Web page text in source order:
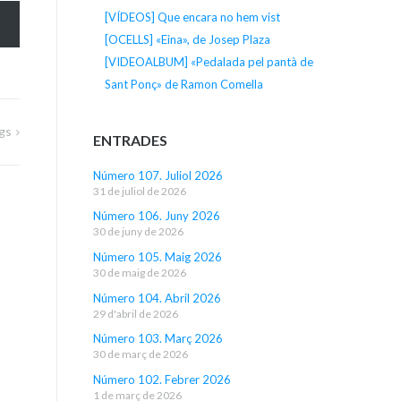
[VÍDEOS] Que encara no hem vist
[OCELLS] «Eina», de Josep Plaza
[VIDEOALBUM] «Pedalada pel pantà de
Sant Ponç» de Ramon Comella
ENTRADES
Número 107. Juliol 2026
31 de juliol de 2026
Número 106. Juny 2026
30 de juny de 2026
Número 105. Maig 2026
30 de maig de 2026
Número 104. Abril 2026
29 d'abril de 2026
Número 103. Març 2026
30 de març de 2026
Número 102. Febrer 2026
1 de març de 2026